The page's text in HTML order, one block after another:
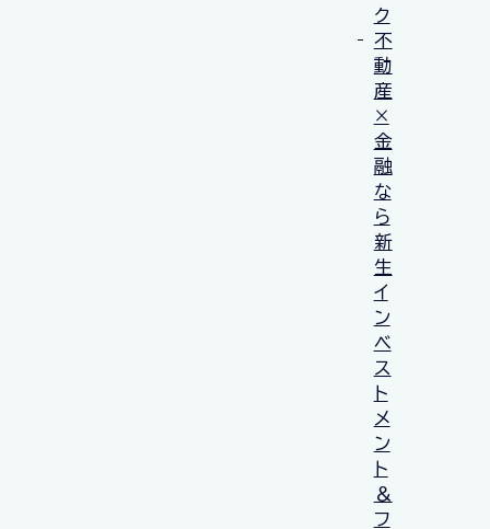
ク
不
動
産
×
金
融
な
ら
新
生
イ
ン
ベ
ス
ト
メ
ン
ト
＆
フ